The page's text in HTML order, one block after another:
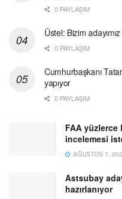
0 PAYLAŞIM
Üstel: Bizim
0 PAYLAŞIM
Cumhurbaşkanı
yapıyor
0 PAYLAŞIM
FAA yüzlerce
incelemesi
AĞUSTOS 7,
Astsubay
hazırlanıyor